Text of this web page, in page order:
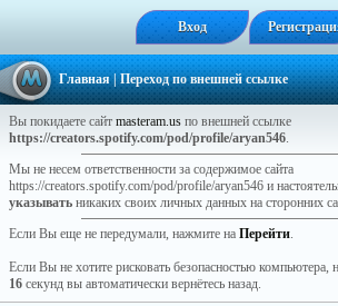
Вход
Главная| Переход по внешней ссылке
Вы покидаете сайт masteram.us по внешней ссылке
https://creators.spotify.com/pod/profile/aryan546.
Мы не несем ответственности за содержимое сайта
https://creators.spotify.com/pod/profile/aryan546 и
указывать никаких своих личных данных на сторонних
Если Вы еще не передумали, нажмите на Перейти.
Если Вы не хотите рисковать безопасностью компьютера,
16 секунд вы автоматически вернётесь назад.